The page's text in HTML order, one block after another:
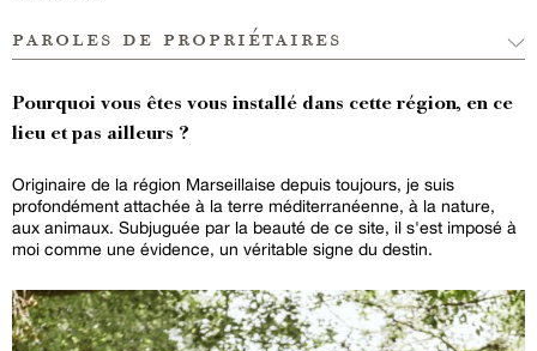
paroles de propriétaires
Pourquoi vous êtes vous installé dans cette région, en ce
lieu et pas ailleurs ?
Originaire de la région Marseillaise depuis toujours, je suis
profondément attachée à la terre méditerranéenne, à la nature,
aux animaux. Subjuguée par la beauté de ce site, il s'est imposé à
moi comme une évidence, un véritable signe du destin.